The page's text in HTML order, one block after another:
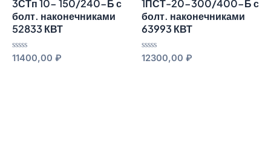
3СТп 10- 150/240-Б с
болт. наконечниками
52833 КВТ
Оценка
11400,00 ₽
1ПСТ-20-300/400-Б с
болт. наконечниками
63993 КВТ
Оценка
12300,00 ₽